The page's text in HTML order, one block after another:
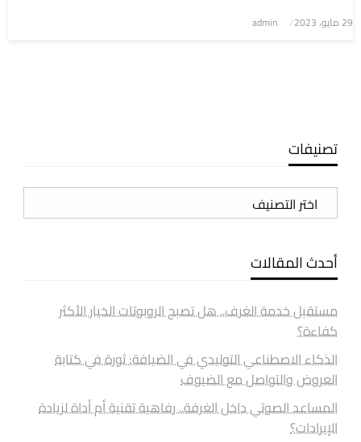
نُشر
29 مايو، 2023 admin
تصنيفات
تصنيفات
أحدث المقالات
مستقبل خدمة الغرف.. هل تصبح الروبوتات الخيار الأكثر
كفاءة؟
الذكاء الاصطناعي التوليدي في الضيافة: ثورة في كتابة
العروض والتواصل مع الضيوف
المساعد الصوتي داخل الغرفة.. رفاهية تقنية أم أداة لزيادة
الإيرادات؟